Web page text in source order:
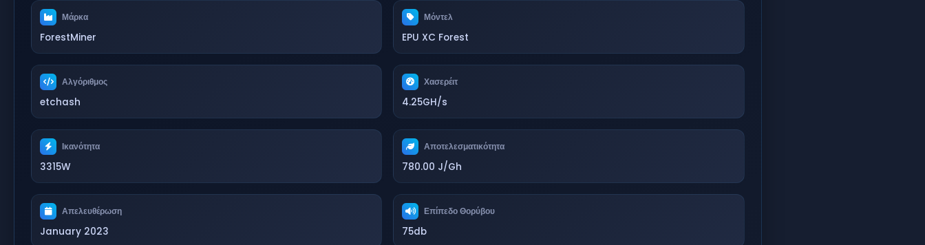
Μάρκα
ForestMiner
Μόντελ
EPU XC Forest
Αλγόριθμος
etchash
Χασερέιτ
4.25GH/s
Ικανότητα
3315W
Αποτελεσματικότητα
780.00 J/Gh
Απελευθέρωση
January 2023
Επίπεδο Θορύβου
75db